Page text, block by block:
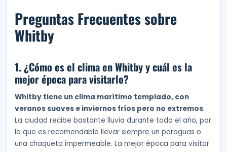
Preguntas Frecuentes sobre
Whitby
1. ¿Cómo es el clima en Whitby y cuál es la
mejor época para visitarlo?
Whitby tiene un clima marítimo templado, con
veranos suaves e inviernos fríos pero no extremos.
La ciudad recibe bastante lluvia durante todo el año, por
lo que es recomendable llevar siempre un paraguas o
una chaqueta impermeable. La mejor época para visitar